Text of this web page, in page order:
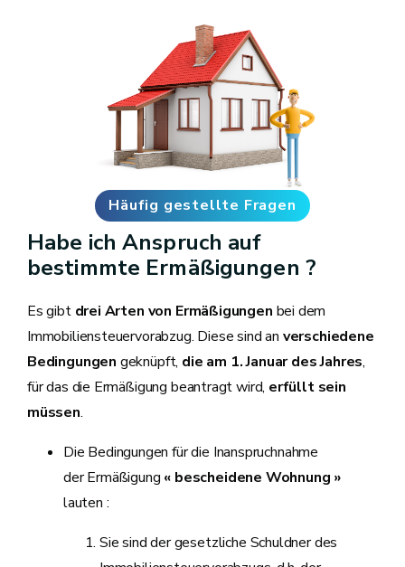
Häufig gestellte Fragen
Habe ich Anspruch auf
bestimmte Ermäßigungen ?
Es gibt drei Arten von Ermäßigungen bei dem
Immobiliensteuervorabzug. Diese sind an verschiedene
Bedingungen geknüpft, die am 1. Januar des Jahres,
für das die Ermäßigung beantragt wird, erfüllt sein
müssen.
Die Bedingungen für die Inanspruchnahme
der Ermäßigung « bescheidene Wohnung »
lauten :
Sie sind der gesetzliche Schuldner des